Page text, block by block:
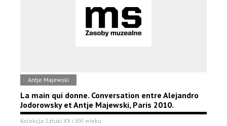
Antje Majewski
La main qui donne. Conversation entre Alejandro
Jodorowsky et Antje Majewski, Paris 2010.
Kolekcja Sztuki XX i XXI wieku